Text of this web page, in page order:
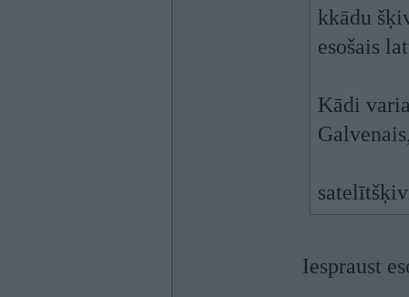
kkādu
esošais
Kādi
Iespraust